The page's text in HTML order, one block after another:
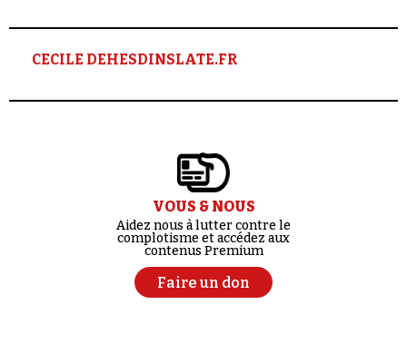
CECILE DEHESDINSLATE.FR
VOUS & NOUS
Aidez nous à lutter contre le
complotisme et accédez aux
contenus Premium
Faire un don